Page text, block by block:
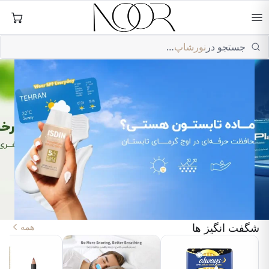
نورشاپ — محصولات مراقبت از پوست و مو
به
محتوا
جستجو در نورشاپ…
شگفت انگیز ها همه